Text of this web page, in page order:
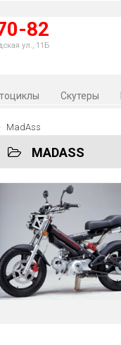
82
ул., 11Б
Скутеры
MadAss
MADASS